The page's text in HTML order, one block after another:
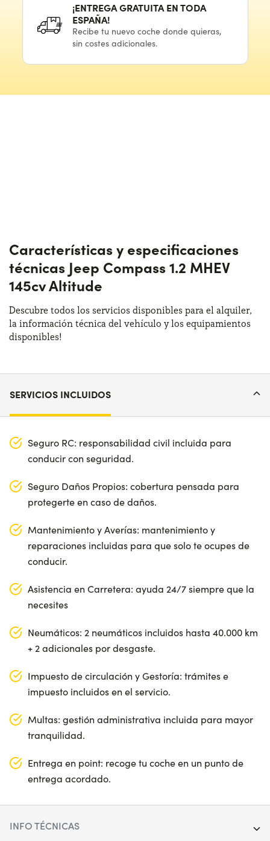
¡ENTREGA GRATUITA EN TODA
ESPAÑA!
Recibe tu nuevocoche donde quieras,
sin costes adicionales.
Características y especificaciones
técnicas Jeep Compass 1.2 MHEV
145cv Altitude
Descubre todos los servicios disponibles para el alquiler,
la información técnica del vehículo y los equipamientos
disponibles!
SERVICIOS INCLUIDOS
Seguro RC: responsabilidad civil incluida para
conducir con seguridad.
Seguro Daños Propios: cobertura pensada para
protegerte en caso de daños.
Mantenimiento y Averías: mantenimiento y
reparaciones incluidas para que solo te ocupes de
conducir.
Asistencia en Carretera: ayuda 24/7 siempre que la
necesites
Neumáticos: 2 neumáticos incluidos hasta 40.000 km
+ 2 adicionales por desgaste.
Impuesto de circulación y Gestoría: trámites e
impuesto incluidos en el servicio.
Multas: gestión administrativa incluida para mayor
tranquilidad.
Entrega en point: recoge tu coche en un punto de
entrega acordado.
INFO TÉCNICAS